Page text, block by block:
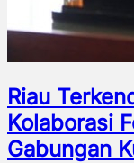
Riau
Kolaborasi
Gabungan